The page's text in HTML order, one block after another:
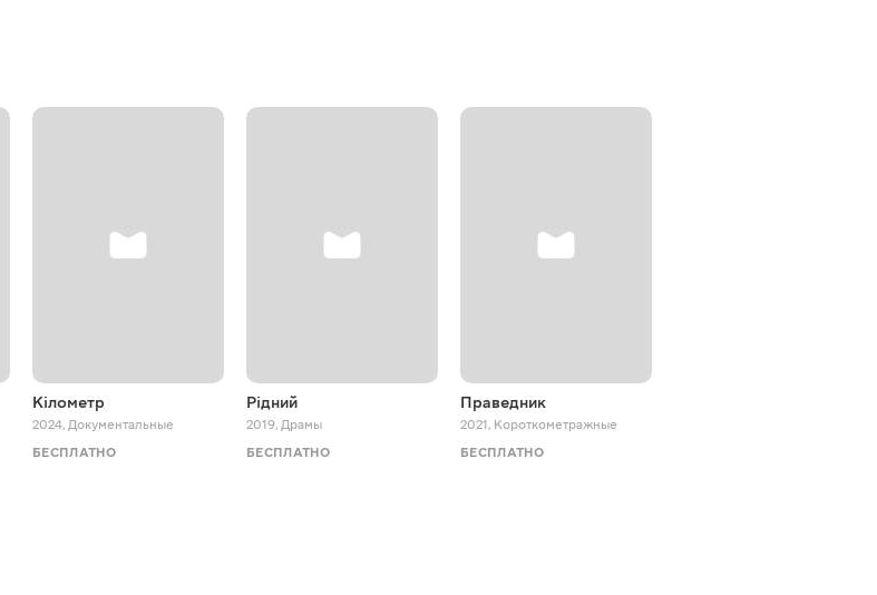
Кілометр
2024, Документальные
БЕСПЛАТНО
Рідний
2019, Драмы
БЕСПЛАТНО
Праведник
2021, Короткометражные
БЕСПЛАТНО